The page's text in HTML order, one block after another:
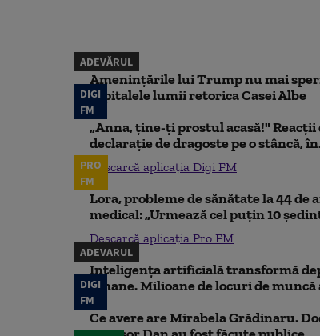
ADEVĂRUL
Amenințările lui Trump nu mai
capitalele lumii retorica Casei Albe
DIGI
FM
„Anna, ţine-ţi prostul acasă!" Reacţii
declaraţie de dragoste pe o stâncă,
Descarcă aplicația Digi FM
PRO
FM
Lora, probleme de sănătate la 44
medical: „Urmează cel puțin 10
Descarcă aplicația Pro FM
ADEVARUL
Inteligența artificială transformă
umane. Milioane de locuri de muncă
DIGI
FM
Ce avere are Mirabela Grădinaru.